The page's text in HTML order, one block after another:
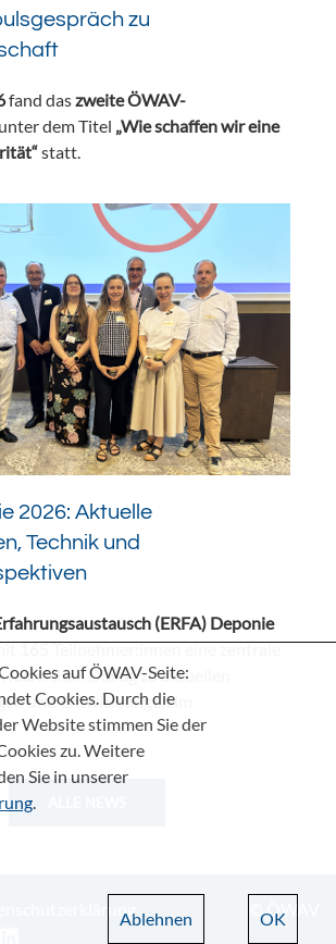
zu
fand daszweite ÖWAV-
unter dem Titel „Wie schaffen wir eine
statt.
2026: Aktuelle
Technik und
(ERFA) Deponie
165 Teilnehmer:innen eine zentrale
Dialog zu aktuellen
und Entwicklungen im
© ÖWAV
auf ÖWAV-Seite:
Cookies. Durch die
Website stimmen Sie der
zu. Weitere
Sie in unserer
.
OK
Ablehnen